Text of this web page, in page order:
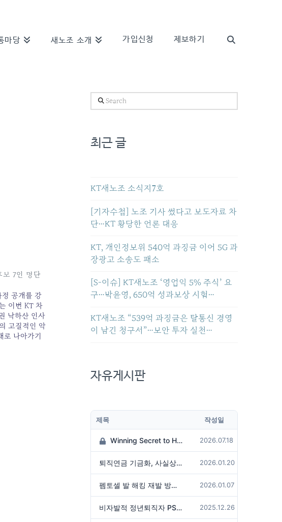
마당 새노조 소개 가입신청 제보하기
보 7인 명단
공개를 강
이번 KT 차
낙하산 인사
고질적인 악
로 나아가기
함을 수차
회의 공식 발
Search
최근 글
KT새노조 소식지7호
[기자수첩] 노조 기사 썼다고 보도자료 차
단…KT 황당한 언론 대응
KT, 개인정보위 540억 과징금 이어 5G 과
장광고 소송도 패소
[S-이슈] KT새노조 ‘영업익 5% 주식’ 요
구…박윤영, 650억 성과보상 시험…
KT새노조 “539억 과징금은 탈통신 경영
이 남긴 청구서”…보안 투자 실천…
자유게시판
제목 작성일
Winning Secret to Hit the Jackpot! 2026.07.18
퇴직연금 기금화, 사실상 국가가 관리하겠다는 것인가? 2026.01.20
펨토셀 발 해킹 재발 방지 위해서는 2026.01.07
비자발적 정년퇴직자 PS성과급 미지급은 임금체불 아닌가? 2025.12.26